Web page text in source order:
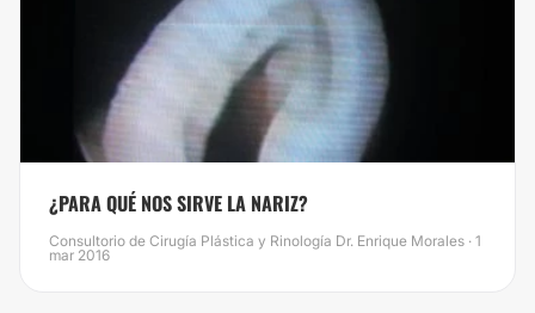
¿PARA QUÉ NOS SIRVE LA NARIZ?
Consultorio de Cirugía Plástica y Rinología Dr. Enrique Morales · 1
mar 2016